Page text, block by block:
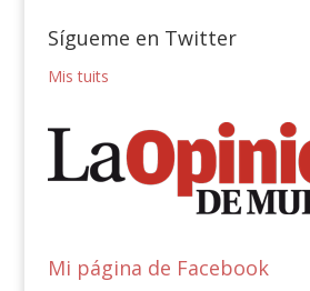
Sígueme en Twitter
Mis tuits
Mi página de Facebook